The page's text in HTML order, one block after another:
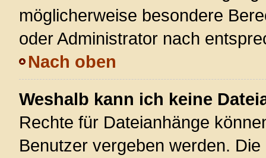
möglicherweise besondere
oder Administrator nach
Nach oben
Weshalb kann ich keine
Rechte für Dateianhänge
Benutzer vergeben werden.